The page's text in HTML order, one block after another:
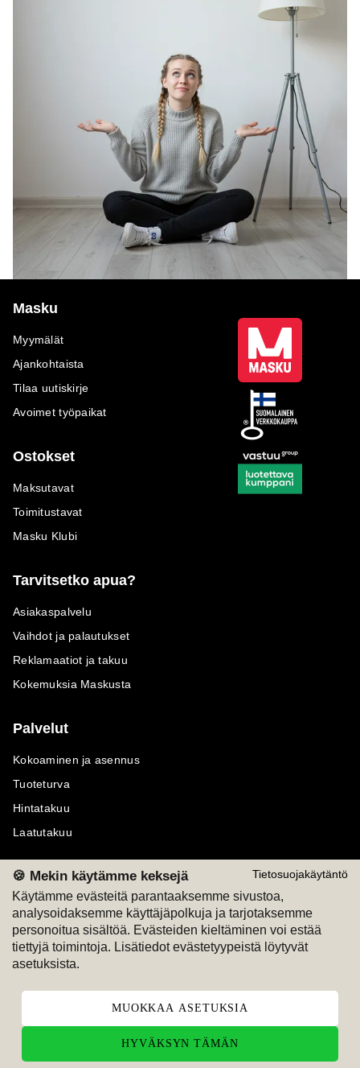
Tietosuojakäytäntö
🍪 Mekin käytämme keksejä
Käytämme evästeitä parantaaksemme sivustoa,
analysoidaksemme käyttäjäpolkuja ja tarjotaksemme
personoitua sisältöä. Evästeiden kieltäminen voi estää
tiettyjä toimintoja. Lisätiedot evästetyypeistä löytyvät
asetuksista.
MUOKKAA ASETUKSIA
HYVÄKSYN TÄMÄN
Masku
Myymälät
Ajankohtaista
Tilaa uutiskirje
Avoimet työpaikat
Ostokset
Maksutavat
Toimitustavat
Masku Klubi
Tarvitsetko apua?
Asiakaspalvelu
Vaihdot ja palautukset
Reklamaatiot ja takuu
Kokemuksia Maskusta
Palvelut
Kokoaminen ja asennus
Tuoteturva
Hintatakuu
Laatutakuu
Maksutavat
M
Seuraa meitä